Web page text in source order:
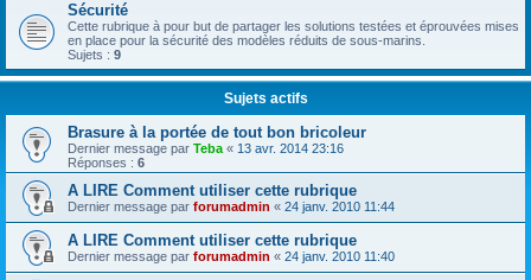
Sécurité
Cette rubrique à pour but de partager les solutions testées et éprouvées mises
en place pour la sécurité des modèles réduits de sous-marins.
Sujets : 9
Sujets actifs
Brasure à la portée de tout bon bricoleur
Dernier message par Teba « 13 avr. 2014 23:16
Réponses : 6
A LIRE Comment utiliser cette rubrique
Dernier message par forumadmin « 24 janv. 2010 11:44
A LIRE Comment utiliser cette rubrique
Dernier message par forumadmin « 24 janv. 2010 11:40